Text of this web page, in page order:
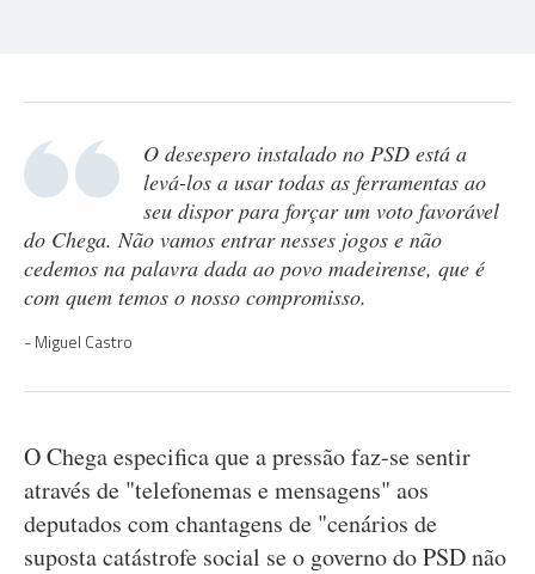
O desespero instalado no PSD está a
levá-los a usar todas as ferramentas ao
seu dispor para forçar um voto favorável
do Chega. Não vamos entrar nesses jogos e não
cedemos na palavra dada ao povo madeirense, que é
com quem temos o nosso compromisso.
Miguel Castro
O Chega especifica que a pressão faz-se sentir
através de "telefonemas e mensagens" aos
deputados com chantagens de "cenários de
suposta catástrofe social se o governo do PSD não